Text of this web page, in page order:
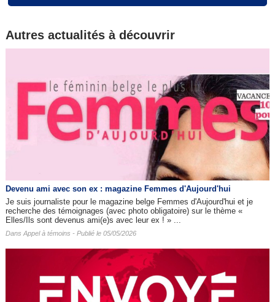
Autres actualités à découvrir
Devenu ami avec son ex : magazine Femmes d'Aujourd'hui
Je suis journaliste pour le magazine belge Femmes d'Aujourd'hui et je
recherche des témoignages (avec photo obligatoire) sur le thème «
Elles/Ils sont devenus ami(e)s avec leur ex ! » ...
Dans Appel à témoins - Publié le 05/05/2026